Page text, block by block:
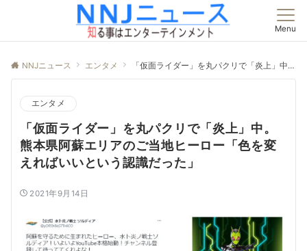
Menu
NNJニュース エンタメ 「仮面ライダー」を丸パクリで「炎上」中。熊本県阿蘇エリアのご当地ヒーロー「色を変えればいいという認識だった」
エンタメ
「仮面ライダー」を丸パクリで「炎上」中。
熊本県阿蘇エリアのご当地ヒーロー「色を変
えればいいという認識だった」
2021年9月14日